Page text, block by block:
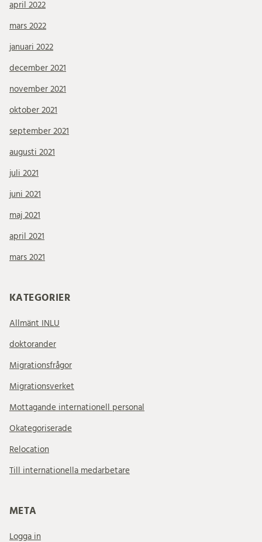
april 2022
mars 2022
januari 2022
december 2021
november 2021
oktober 2021
september 2021
augusti 2021
juli 2021
juni 2021
maj 2021
april 2021
mars 2021
KATEGORIER
Allmänt INLU
doktorander
Migrationsfrågor
Migrationsverket
Mottagande internationell personal
Okategoriserade
Relocation
Till internationella medarbetare
META
Logga in